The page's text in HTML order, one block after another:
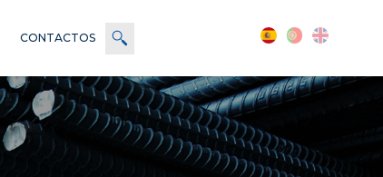
CONTACTOS